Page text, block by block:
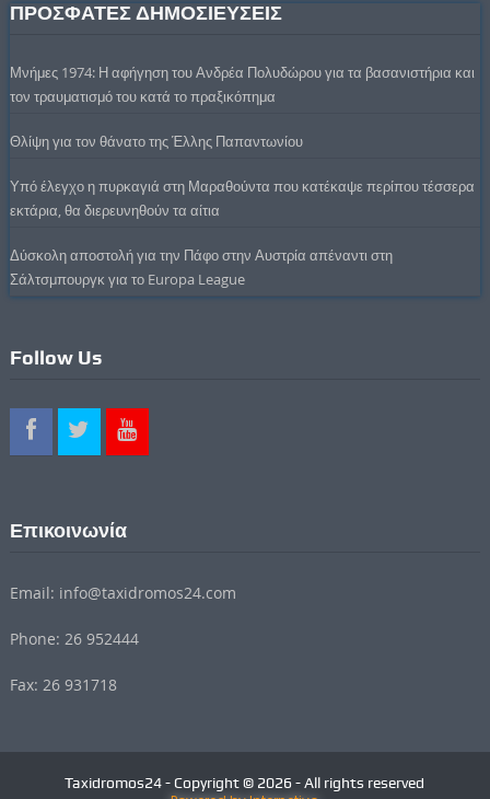
ΠΡΟΣΦΑΤΕΣ ΔΗΜΟΣΙΕΥΣΕΙΣ
Μνήμες 1974: Η αφήγηση του Ανδρέα Πολυδώρου για τα βασανιστήρια και
τον τραυματισμό του κατά το πραξικόπημα
Θλίψη για τον θάνατο της Έλλης Παπαντωνίου
Υπό έλεγχο η πυρκαγιά στη Μαραθούντα που κατέκαψε περίπου τέσσερα
εκτάρια, θα διερευνηθούν τα αίτια
Δύσκολη αποστολή για την Πάφο στην Αυστρία απέναντι στη
Σάλτσμπουργκ για το Europa League
Follow Us
Επικοινωνία
Email: info@taxidromos24.com
Phone: 26 952444
Fax: 26 931718
Taxidromos24 - Copyright © 2026 - All rights reserved